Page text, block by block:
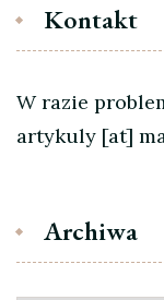
Kontakt
W razie
artykuly [at]
Archiwa